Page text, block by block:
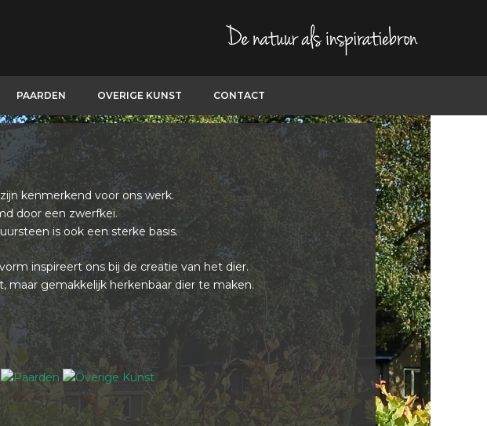
PAARDEN OVERIGE KUNST CONTACT
kenmerkend voor ons werk.
door een zwerfkei.
is ook een sterke basis.
inspireert ons bij de creatie van het dier.
maar gemakkelijk herkenbaar dier te maken.